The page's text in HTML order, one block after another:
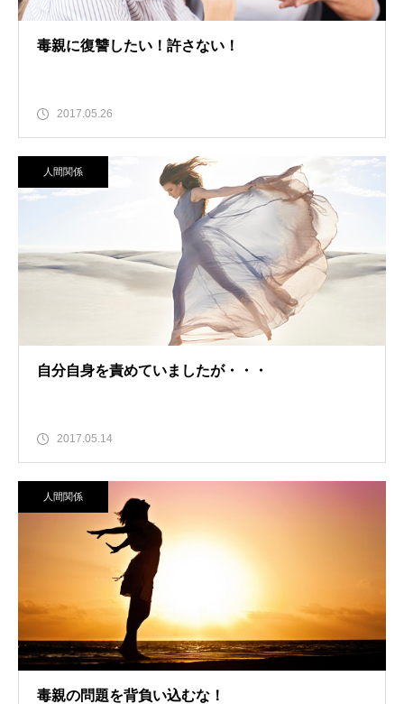
毒親に復讐したい！許さない！
2017.05.26
人間関係
自分自身を責めていましたが・・・
2017.05.14
人間関係
毒親の問題を背負い込むな！